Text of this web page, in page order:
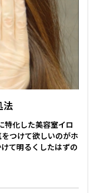
法
特化した美容室イロ
つけて欲しいのがホ
て明るくしたはずの